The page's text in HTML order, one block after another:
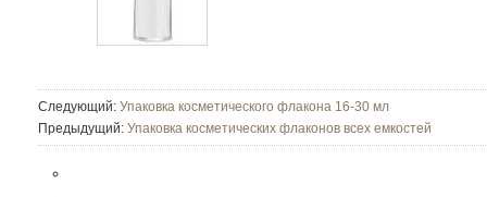
Следующий: Упаковка косметического флакона 16-30 мл
Предыдущий: Упаковка косметических флаконов всех емкостей